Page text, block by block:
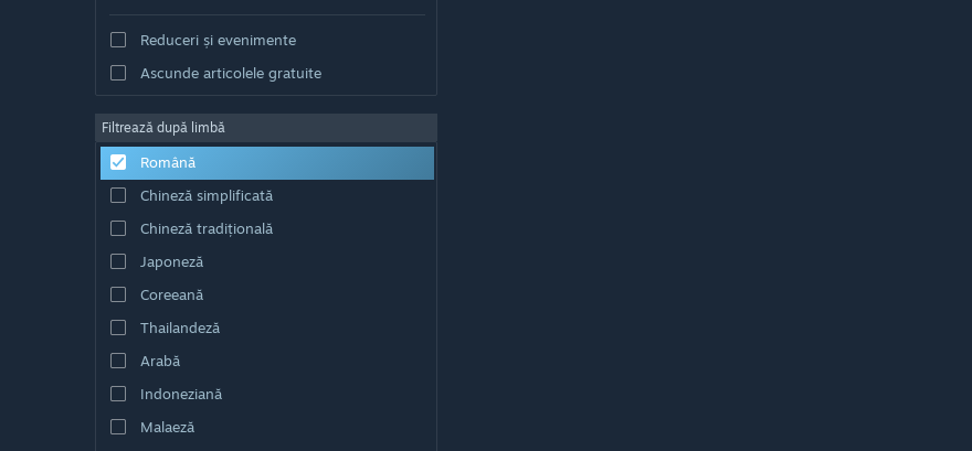
Reduceri și evenimente
Ascunde articolele gratuite
Filtrează după limbă
Română
Chineză simplificată
Chineză tradițională
Japoneză
Coreeană
Thailandeză
Arabă
Indoneziană
Malaeză